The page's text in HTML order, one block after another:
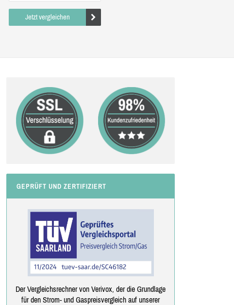
Jetzt vergleichen
GEPRÜFT UND ZERTIFIZIERT
Der Vergleichsrechner von Verivox, der die Grundlage
für den Strom- und Gaspreisvergleich auf unserer